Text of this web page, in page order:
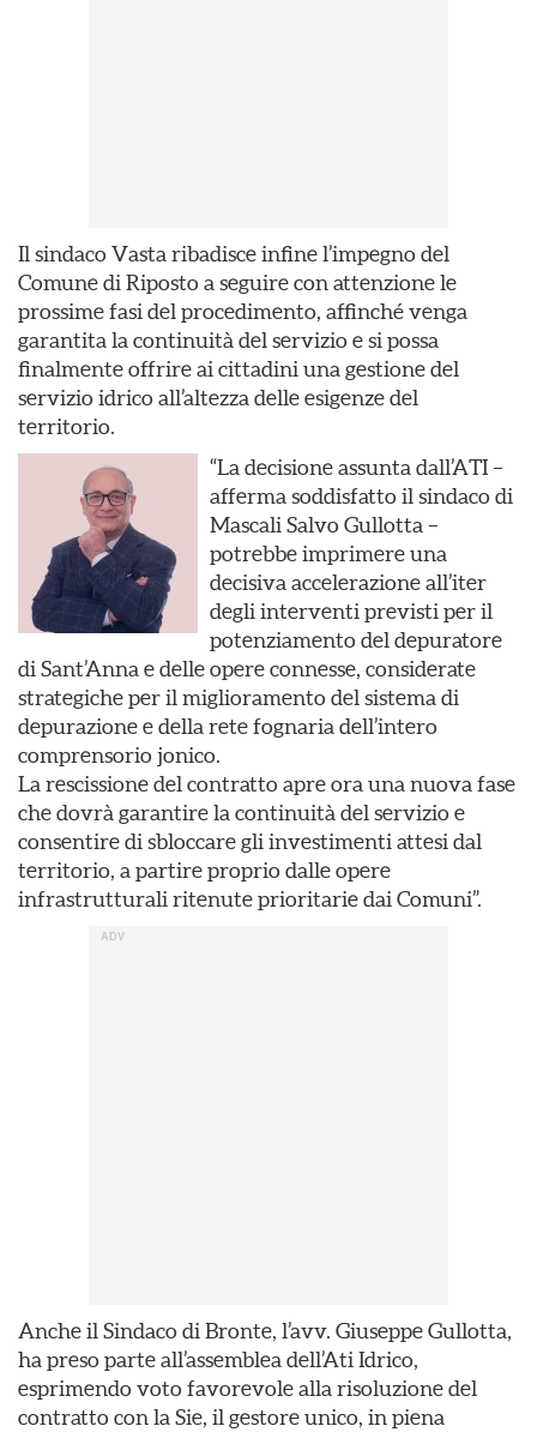
Il sindaco Vasta ribadisce infine l’impegno del
Comune di Riposto a seguire con attenzione le
prossime fasi del procedimento, affinché venga
garantita la continuità del servizio e si possa
finalmente offrire ai cittadini una gestione del
servizio idrico all’altezza delle esigenze del
territorio.
“La decisione assunta dall’ATI –
afferma soddisfatto il sindaco di
Mascali Salvo Gullotta –
potrebbe imprimere una
decisiva accelerazione all’iter
degli interventi previsti per il
potenziamento del depuratore
di Sant’Anna e delle opere connesse, considerate
strategiche per il miglioramento del sistema di
depurazione e della rete fognaria dell’intero
comprensorio jonico.
La rescissione del contratto apre ora una nuova fase
che dovrà garantire la continuità del servizio e
consentire di sbloccare gli investimenti attesi dal
territorio, a partire proprio dalle opere
infrastrutturali ritenute prioritarie dai Comuni”.
Anche il Sindaco di Bronte, l’avv. Giuseppe Gullotta,
ha preso parte all’assemblea dell’Ati Idrico,
esprimendo voto favorevole alla risoluzione del
contratto con la Sie, il gestore unico, in piena